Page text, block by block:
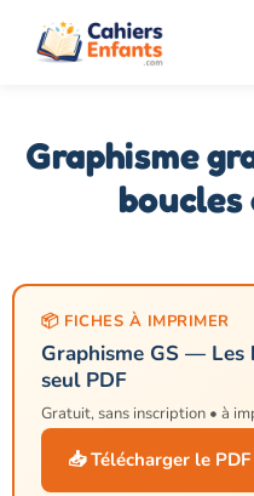
Graphisme
📦 FICHES À IMPRIMER
Graphisme GS —
seul PDF
Gratuit, sans inscription • à
📥 Télécharger le PDF